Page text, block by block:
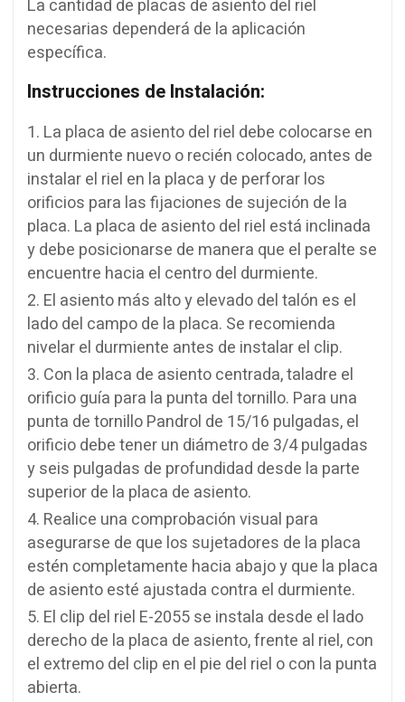
La cantidad de placas de asiento del riel
necesarias dependerá de la aplicación
específica.
Instrucciones de Instalación:
La placa de asiento del riel debe colocarse en
un durmiente nuevo o recién colocado, antes de
instalar el riel en la placa y de perforar los
orificios para las fijaciones de sujeción de la
placa. La placa de asiento del riel está inclinada
y debe posicionarse de manera que el peralte se
encuentre hacia el centro del durmiente.
El asiento más alto y elevado del talón es el
lado del campo de la placa. Se recomienda
nivelar el durmiente antes de instalar el clip.
Con la placa de asiento centrada, taladre el
orificio guía para la punta del tornillo. Para una
punta de tornillo Pandrol de 15/16 pulgadas, el
orificio debe tener un diámetro de 3/4 pulgadas
y seis pulgadas de profundidad desde la parte
superior de la placa de asiento.
Realice una comprobación visual para
asegurarse de que los sujetadores de la placa
estén completamente hacia abajo y que la placa
de asiento esté ajustada contra el durmiente.
El clip del riel E-2055 se instala desde el lado
derecho de la placa de asiento, frente al riel, con
el extremo del clip en el pie del riel o con la punta
abierta.